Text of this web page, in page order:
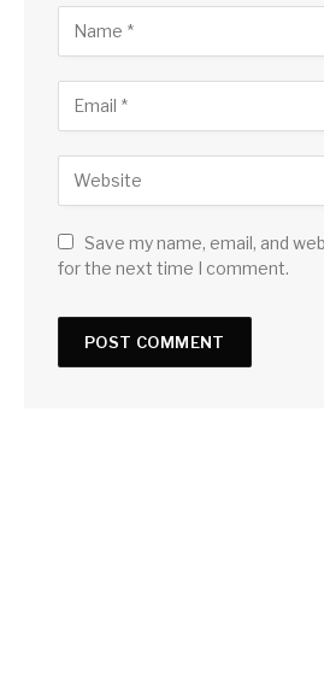
Save my name, email, and
for the next time I comment.